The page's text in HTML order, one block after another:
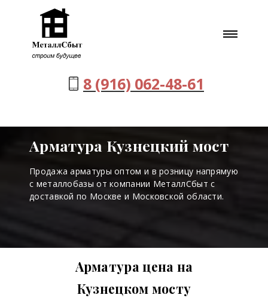
8 (916) 062-48-61
Арматура Кузнецкий мост
Продажа арматуры оптом и в розницу напрямую
с металлобазы от компании МеталлСбыт с
доставкой по Москве и Московской области.
Арматура цена на
Кузнецком мосту